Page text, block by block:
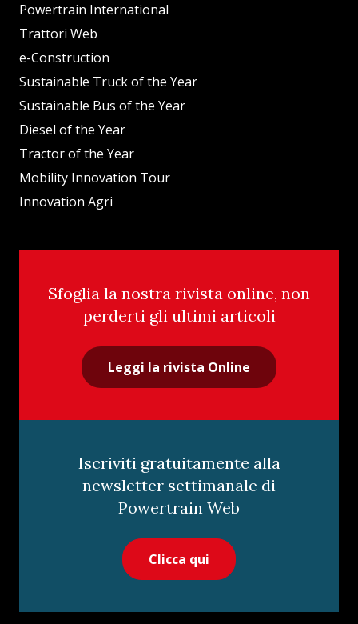
Powertrain International
Trattori Web
e-Construction
Sustainable Truck of the Year
Sustainable Bus of the Year
Diesel of the Year
Tractor of the Year
Mobility Innovation Tour
Innovation Agri
Sfoglia la nostra rivista online, non
perderti gli ultimi articoli
Leggi la rivista Online
Iscriviti gratuitamente alla
newsletter settimanale di
Powertrain Web
Clicca qui